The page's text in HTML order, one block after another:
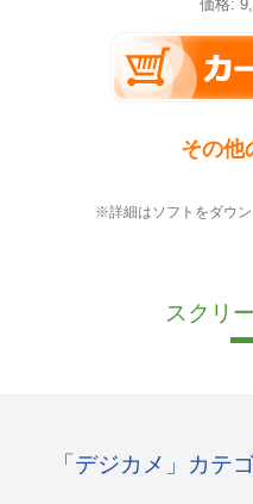
価格:
その他
※詳細はソフトをダウン
スクリ
「デジカメ」カテ